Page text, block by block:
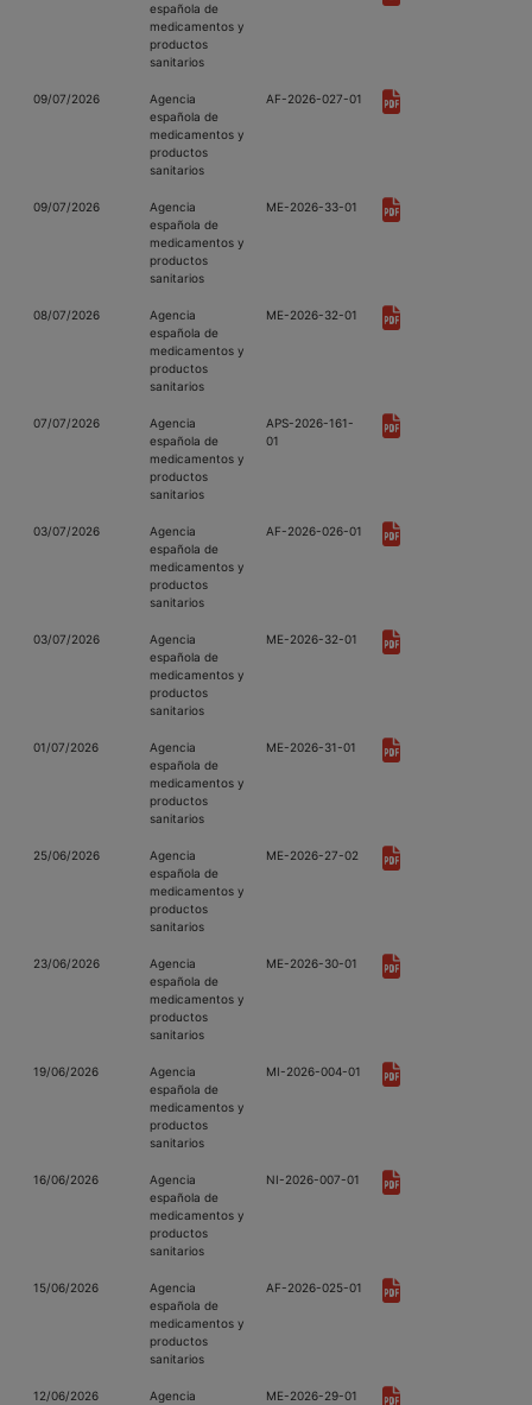
española de
medicamentos y
productos
sanitarios
09/07/2026
Agencia
española de
medicamentos y
productos
sanitarios
AF-2026-027-01
09/07/2026
Agencia
española de
medicamentos y
productos
sanitarios
ME-2026-33-01
08/07/2026
Agencia
española de
medicamentos y
productos
sanitarios
ME-2026-32-01
07/07/2026
Agencia
española de
medicamentos y
productos
sanitarios
APS-2026-161-
01
03/07/2026
Agencia
española de
medicamentos y
productos
sanitarios
AF-2026-026-01
03/07/2026
Agencia
española de
medicamentos y
productos
sanitarios
ME-2026-32-01
01/07/2026
Agencia
española de
medicamentos y
productos
sanitarios
ME-2026-31-01
25/06/2026
Agencia
española de
medicamentos y
productos
sanitarios
ME-2026-27-02
23/06/2026
Agencia
española de
medicamentos y
productos
sanitarios
ME-2026-30-01
19/06/2026
Agencia
española de
medicamentos y
productos
sanitarios
MI-2026-004-01
16/06/2026
Agencia
española de
medicamentos y
productos
sanitarios
NI-2026-007-01
15/06/2026
Agencia
española de
medicamentos y
productos
sanitarios
AF-2026-025-01
12/06/2026
Agencia
ME-2026-29-01